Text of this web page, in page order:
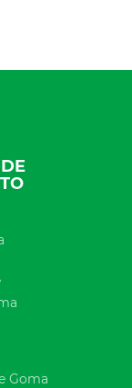
Goma